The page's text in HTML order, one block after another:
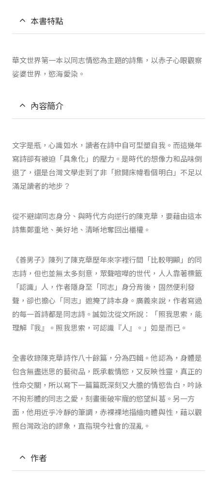
本書特點
華文世界第一本以同志情慾為主題的詩集，以赤子心眼觀察
娑婆世界，慾海愛染。
內容簡介
文字是瓶，心識如水，讀者在詩中自可型塑自我。而這幾年
寫詩卻有被迫「具象化」的壓力。是時代的想像力和品味倒
退了，還是台灣文學走到了非「掀開床幃看個明白」不足以
滿足讀者的地步？
從不避諱同志身分、與時代方向逆行的陳克華，要藉由這本
詩集鄭重地、美好地、清晰地奪回出櫃權。
《善男子》陳列了陳克華歷年來字裡行間「比較明顯」的同
志詩，但也並無太多刻意，眾聲喧嘩的世代，人人靠著標籤
「認識」人，作者隱身至「同志」身分背後，固然便利發
聲，卻也擔心「同志」遮掩了詩本身。廣義來說，作者寫過
的每一首詩都是同志詩。誠如沈從文所說：「照我思索，能
理解『我』。照我思索，可認識『人』。」如是而已。
全書收錄陳克華詩作八十餘篇，分為四輯。他認為，身體是
包含無盡迷思的藝術品，既承載情慾，又反映性靈，真正的
性命交關，所以寫下一篇篇既深刻又大膽的情慾告白，吟詠
不拘形體的同志之愛，刻畫衝破牢寵的慾望糾葛。另一方
面，他用近乎冷靜的筆調，赤裸裸地描繪肉體與性，藉以觀
照台灣政治的謬象，直指現今社會的混亂。
作者